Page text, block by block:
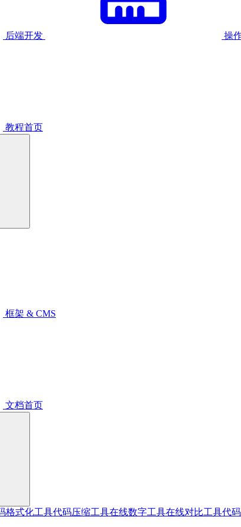
后端开发 操
教程首页
框架 & CMS
文档首页
格式化工具代码压缩工具在线数字工具在线对比工具代